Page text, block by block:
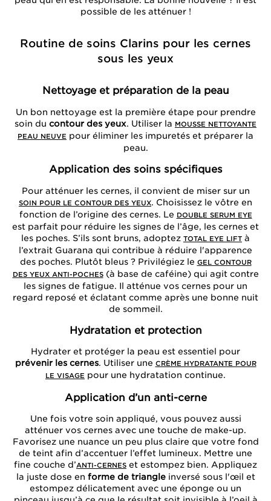
possible de les atténuer !
Routine de soins Clarins pour les cernes
sous les yeux
Nettoyage et préparation de la peau
Un bon nettoyage est la première étape pour prendre
soin du contour des yeux. Utiliser la MOUSSE NETTOYANTE
PEAU NEUVE pour éliminer les impuretés et préparer la
peau.
Application des soins spécifiques
Pour atténuer les cernes, il convient de miser sur un
SOIN POUR LE CONTOUR DES YEUX. Choisissez le vôtre en
fonction de l’origine des cernes. Le DOUBLE SERUM EYE
est parfait pour réduire les signes de l’âge, les cernes et
les poches. S’ils sont bruns, adoptez TOTAL EYE LIFT à
l’extrait Guarana qui contribue à réduire l'apparence
des poches. Plutôt bleus ? Privilégiez le GEL CONTOUR
DES YEUX ANTI-POCHES(à base de caféine) qui agit contre
les signes de fatigue. Il atténue vos cernes pour un
regard reposé et éclatant comme après une bonne nuit
de sommeil.
Hydratation et protection
Hydrater et protéger la peau est essentiel pour
prévenir les cernes. Utiliser une CRÈME HYDRATANTE POUR
LE VISAGE pour une hydratation continue.
Application d’un anti-cerne
Une fois votre soin appliqué, vous pouvez aussi
atténuer vos cernes avec une touche de make-up.
Favorisez une nuance un peu plus claire que votre fond
de teint afin d’accentuer l’effet lumineux. Mettre une
fine couche d’ANTI-CERNES et estompez bien. Appliquez
la juste dose en forme de triangleinversé sous l'œil et
estompez délicatement avec une éponge ou un